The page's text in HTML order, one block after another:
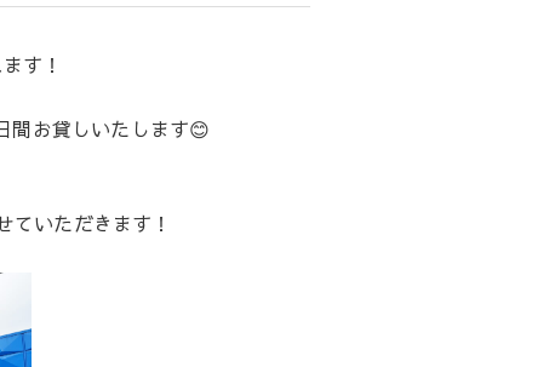
す！
間お貸しいたします😊
いただきます！